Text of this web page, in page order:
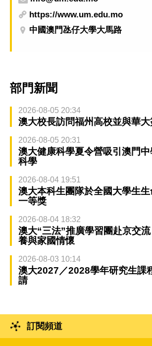
https://www.um.edu.mo
中國澳門氹仔大學大馬路
部門新聞
2026-08-05 20:34
澳大校長訪問福州高校並與華
2026-08-05 20:31
澳大健康科學夏令營吸引澳門
科學
2026-08-04 19:51
澳大本科生團隊於全國大學生
一等獎
2026-08-04 18:32
澳大“三法”推廣學習團赴京交
養與家國情懷
2026-08-03 10:14
澳大2027／2028學年研究生課
請
訂閱頻道